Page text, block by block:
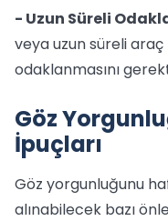
- Uzun Süreli
veya uzun süreli
odaklanmasını
Göz
İpuçları
Göz yorgunluğunu
alınabilecek bazı